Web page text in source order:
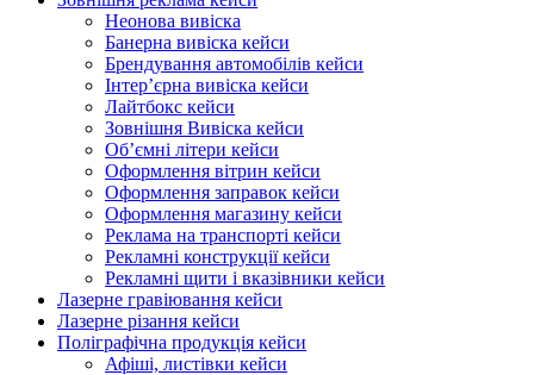
Неонова вивіска
Банерна вивіска кейси
Брендування автомобілів кейси
Інтер’єрна вивіска кейси
Лайтбокс кейси
Зовнішня Вивіска кейси
Об’ємні літери кейси
Оформлення вітрин кейси
Оформлення заправок кейси
Оформлення магазину кейси
Реклама на транспорті кейси
Рекламні конструкції кейси
Рекламні щити і вказівники кейси
Лазерне гравіювання кейси
Лазерне різання кейси
Поліграфічна продукція кейси
Афіші, листівки кейси